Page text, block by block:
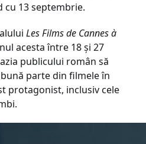
cu 13 septembrie.
Les Films de Cannesà
acesta între 18 și 27
publicului român să
parte din filmele în
protagonist, inclusiv cele